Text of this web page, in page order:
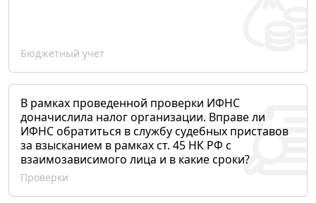
Бюджетный учет
В рамках проведенной проверки ИФНС
доначислила налог организации. Вправе ли
ИФНС обратиться в службу судебных приставов
за взысканием в рамках ст. 45 НК РФ с
взаимозависимого лица и в какие сроки?
Проверки